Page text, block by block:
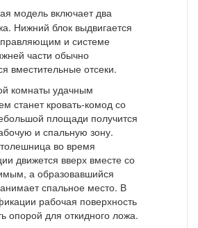
модель включает два
Нижний блок выдвигается
и системе
части обычно
вместительные отсеки.
комнаты удачным
станет кровать-комод со
площади получится
и спальную зону.
во время
движется вверх вместе со
а образовавшийся
спальное место. В
рабочая поверхность
опорой для откидного ложа.